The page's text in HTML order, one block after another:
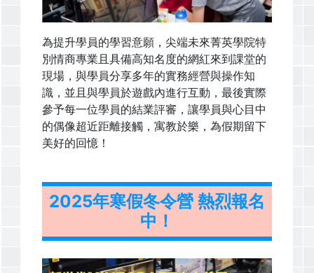
為提升學員的學習意願，尖端未來菁英學院特
別情商專業且具備高知名度的網紅來到課堂的
現場，與學員分享多年的實務經營與操作知
識，並且與學員於遊戲內進行互動，最後實際
參予每一位學員的結業評審，讓學員與心目中
的偶像超近距離接觸，寓教於樂，為假期留下
美好的回憶！
2025年寒假冬令營 熱烈報名
中！